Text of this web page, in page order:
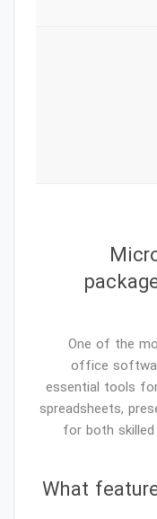
One of the
office
essential tools
spreadsheets,
for both
What